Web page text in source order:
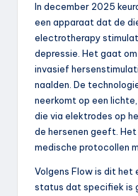
In december 2025
een apparaat dat de
electrotherapy
depressie. Het gaat
invasief
naalden. De
neerkomt op een
die via elektrodes op
de hersenen geeft.
medische protocollen
Volgens Flow is dit
status dat specifiek is